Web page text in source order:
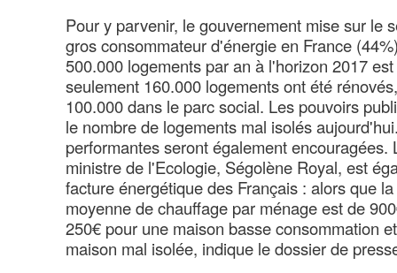
Pour y parvenir, le gouvernement mise sur le
gros consommateur d'énergie en France
500.000 logements par an à l'horizon 2017
seulement 160.000 logements ont été
100.000 dans le parc social. Les pouvoirs
le nombre de logements mal isolés
performantes seront également encouragées.
ministre de l'Ecologie, Ségolène Royal, est
facture énergétique des Français : alors que
moyenne de chauffage par ménage est de
250€ pour une maison basse consommation
maison mal isolée, indique le dossier de